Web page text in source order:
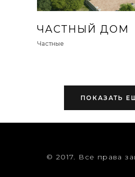
ЧАСТНЫЙ ДОМ
Частные
ПОКАЗАТЬ
© 2017. Все права